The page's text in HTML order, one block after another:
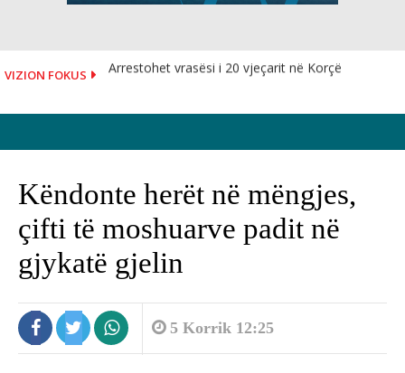
VIZION FOKUS Arrestohet vrasësi i 20 vjeçarit në Korçë
Këndonte herët në mëngjes,
çifti të moshuarve padit në
gjykatë gjelin
5 Korrik 12:25